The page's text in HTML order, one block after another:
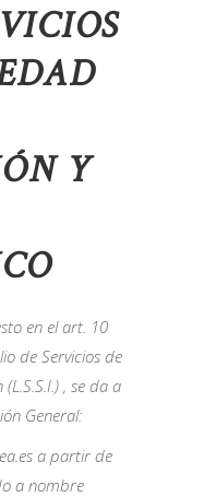
Y
en el art. 10
de Servicios de
, se da a
General:
a partir de
a nombre